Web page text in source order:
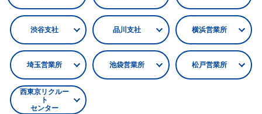
渋谷支社 品川支社 横浜営業所
埼玉営業所 池袋営業所 松戸営業所
西東京リクルー
ト
センター